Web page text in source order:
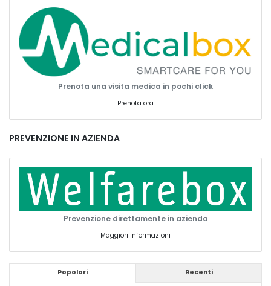
Prenota una visita medica in pochi click
Prenota ora
PREVENZIONE IN AZIENDA
Prevenzione direttamente in azienda
Maggiori informazioni
Popolari Recenti